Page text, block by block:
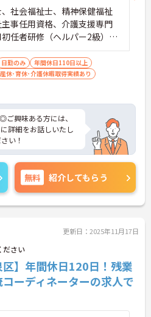
社会福祉士、精神保健福祉
事任用資格、介護支援専門
任者研修（ヘルパー2級）お
（ヘルパー1級）※介護保険
系サービス事業所において
（勤務日数360日以上）
日勤のみ
年間休日110日以上
産休･育休･介護休暇取得実績あり
興味ある方には、
詳細をお話しいたし
い！
無料 紹介してもらう
更新日：2025年11月17日
さい
区】年間休日120日！残業
ーディネーターの求人で